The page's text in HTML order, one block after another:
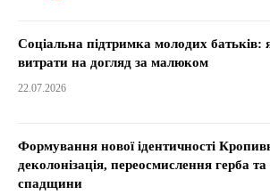
Соціальна підтримка молодих
витрати на догляд за малюком
22.07.2026
Формування нової ідентичності
деколонізація, переосмислення герба та
спадщини